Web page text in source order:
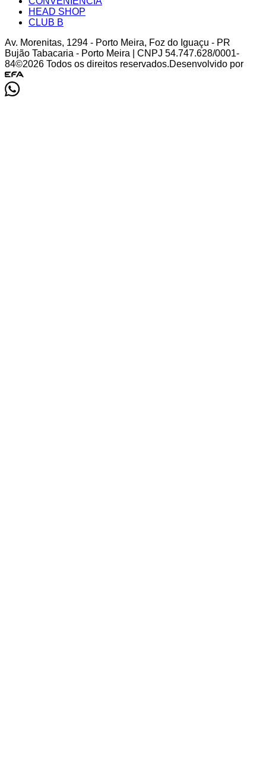
HEAD SHOP
CLUB B
Av. Morenitas, 1294 - Porto Meira, Foz do Iguaçu - PR
Bujão Tabacaria - Porto Meira | CNPJ 54.747.628/0001-
84©2026 Todos os direitos reservados.Desenvolvido por